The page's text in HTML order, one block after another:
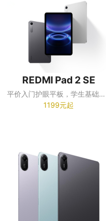
REDMI Pad 2 SE
平价入门护眼平板，学生基础学习优选
1199元起